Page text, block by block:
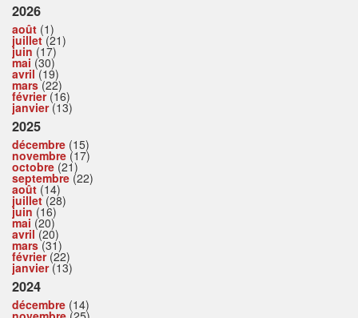
2026
août (1)
juillet(21)
juin (17)
mai (30)
avril(19)
mars(22)
février(16)
janvier(13)
2025
décembre (15)
novembre (17)
octobre (21)
septembre (22)
août (14)
juillet(28)
juin (16)
mai (20)
avril(20)
mars(31)
février(22)
janvier(13)
2024
décembre (14)